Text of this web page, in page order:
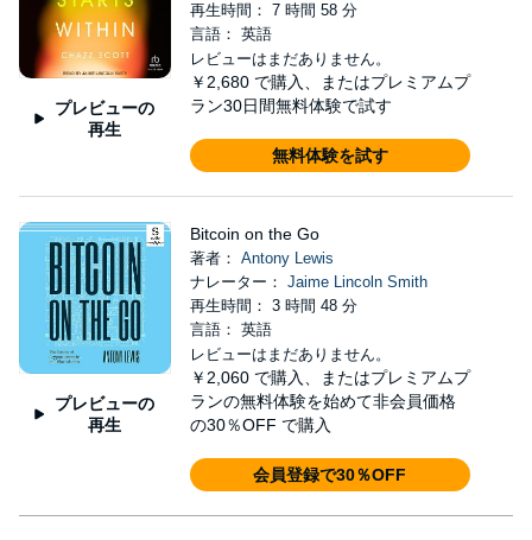
プレビューの
再生
再生時間： 7 時間 58 分
言語： 英語
レビューはまだありません。
￥2,680 で購入、またはプレミアムプ
ラン30日間無料体験で試す
無料体験を試す
プレビューの
再生
Bitcoin on the Go
著者： Antony Lewis
ナレーター： Jaime Lincoln Smith
再生時間： 3 時間 48 分
言語： 英語
レビューはまだありません。
￥2,060 で購入、またはプレミアムプ
ランの無料体験を始めて非会員価格
の30％OFF で購入
会員登録で30％OFF